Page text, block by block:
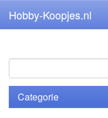
Hobby-Koopjes.nl
Categorie